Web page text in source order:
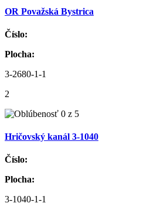
OR Považská Bystrica
Číslo:
Plocha:
3-2680-1-1
2
Hričovský kanál 3-1040
Číslo:
Plocha:
3-1040-1-1